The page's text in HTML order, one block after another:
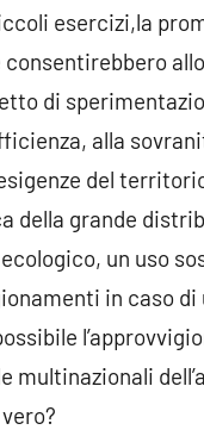
esercizi,la
di
alla
del
della grande
un uso
in caso
multinazionali